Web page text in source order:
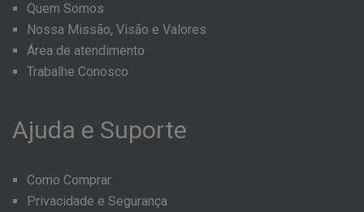
Quem Somos
Nossa Missão, Visão e Valores
Área de atendimento
Trabalhe Conosco
Ajuda e Suporte
Como Comprar
Privacidade e Segurança